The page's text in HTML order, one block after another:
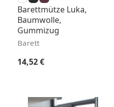
Barettmütze Luka,
Baumwolle,
Gummizug
Barett
Regulärer Preis:
14,52 €